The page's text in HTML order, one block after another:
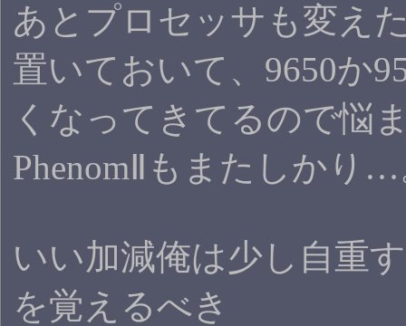
あとプロセッサも変え
置いておいて、9650か
くなってきてるので悩
PhenomⅡもまたしかり
いい加減俺は少し自重
を覚えるべき